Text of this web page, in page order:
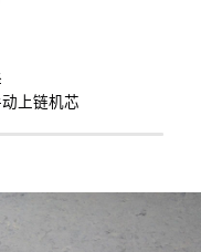
上链机芯